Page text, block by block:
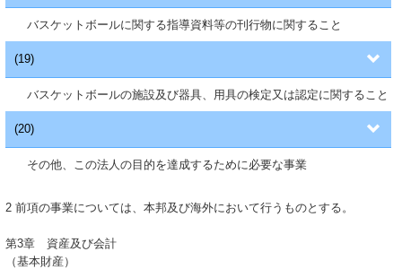
バスケットボールに関する指導資料等の刊行物に関すること
(19)
バスケットボールの施設及び器具、用具の検定又は認定に関すること
(20)
その他、この法人の目的を達成するために必要な事業
2 前項の事業については、本邦及び海外において行うものとする。
第3章 資産及び会計
（基本財産）